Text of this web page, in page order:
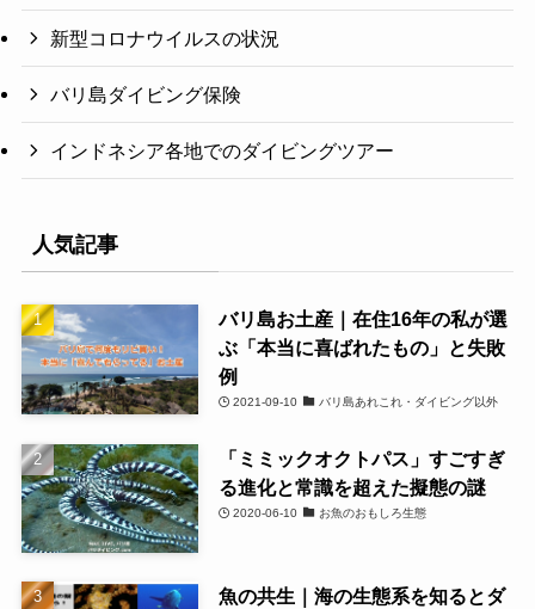
新型コロナウイルスの状況
バリ島ダイビング保険
インドネシア各地でのダイビングツアー
人気記事
バリ島お土産｜在住16年の私が選
ぶ「本当に喜ばれたもの」と失敗
例
2021-09-10 バリ島あれこれ・ダイビング以外
「ミミックオクトパス」すごすぎ
る進化と常識を超えた擬態の謎
2020-06-10 お魚のおもしろ生態
魚の共生｜海の生態系を知るとダ